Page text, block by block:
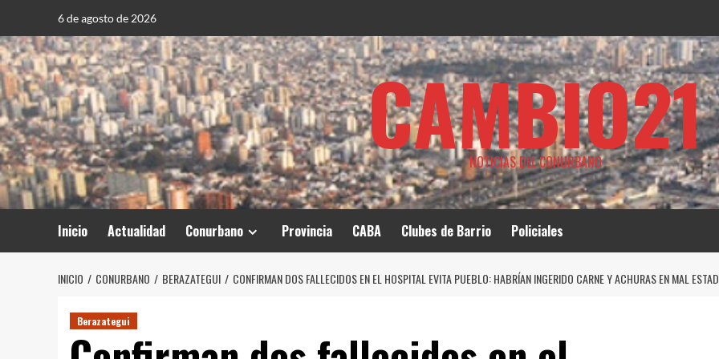
contenido
6 de agosto de 2026
CAMBIO21
NOTICIAS DEL CONURBANO
Inicio Actualidad Conurbano Provincia CABA Clubes de Barrio Policiales
INICIO CONURBANO BERAZATEGUI CONFIRMAN DOS FALLECIDOS EN EL HOSPITAL EVITA PUEBLO: HABRÍAN INGERIDO CARNE Y ACHURAS EN MAL
Berazategui